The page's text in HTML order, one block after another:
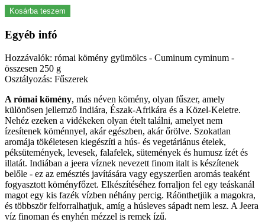
Kosárba teszem
Egyéb infó
Hozzávalók: római kömény gyümölcs - Cuminum cyminum -
összesen 250 g
Osztályozás: Fűszerek
A római kömény, más néven kömény, olyan fűszer, amely
különösen jellemző Indiára, Észak-Afrikára és a Közel-Keletre.
Nehéz ezeken a vidékeken olyan ételt találni, amelyet nem
ízesítenek köménnyel, akár egészben, akár őrölve. Szokatlan
aromája tökéletesen kiegészíti a hús- és vegetáriánus ételek,
péksütemények, levesek, falafelek, sütemények és humusz ízét és
illatát. Indiában a jeera víznek nevezett finom italt is készítenek
belőle - ez az emésztés javítására vagy egyszerűen aromás teaként
fogyasztott köményfőzet. Elkészítéséhez forraljon fel egy teáskanál
magot egy kis fazék vízben néhány percig. Ráönthetjük a magokra,
és többször felforralhatjuk, amíg a húsleves sápadt nem lesz. A Jeera
víz finoman és enyhén mézzel is remek ízű.